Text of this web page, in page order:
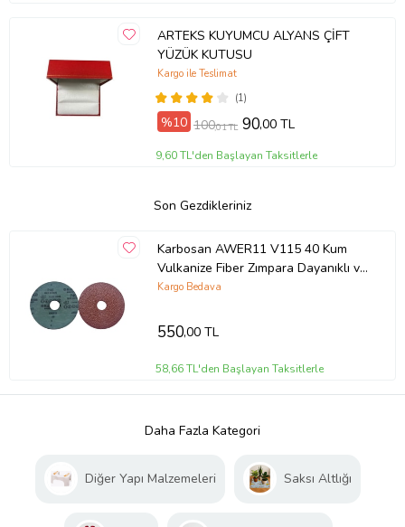
ARTEKS KUYUMCU ALYANS ÇİFT
YÜZÜK KUTUSU
(1)
Kargo ile Teslimat
%10 100,01 TL 90,00 TL
9,60 TL'den Başlayan Taksitlerle
Son Gezdikleriniz
Karbosan AWER11 V115 40 Kum
Vulkanize Fiber Zımpara Dayanıklı ve
Uzun Ömürlü Zımparalama 10 ADET
Kargo Bedava
550,00 TL
58,66 TL'den Başlayan Taksitlerle
Daha Fazla Kategori
Diğer Yapı Malzemeleri Saksı Altlığı